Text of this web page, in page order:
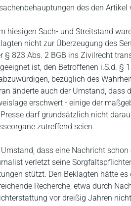
des den
hiesigen Sach- und Streitstand
nicht zur Überzeugung des
§ 823 Abs. 2 BGB ins Zivilrecht
ist, den Betroffenen i.S.d. §
bezüglich des
änderte auch der Umstand, dass
erschwert - einige der
Presse darf grundsätzlich nicht
zutreffend seien.
Umstand, dass eine Nachricht
verletzt seine
stützt. Den Beklagten hätte
Recherche, etwa durch
vor dreißig Jahren